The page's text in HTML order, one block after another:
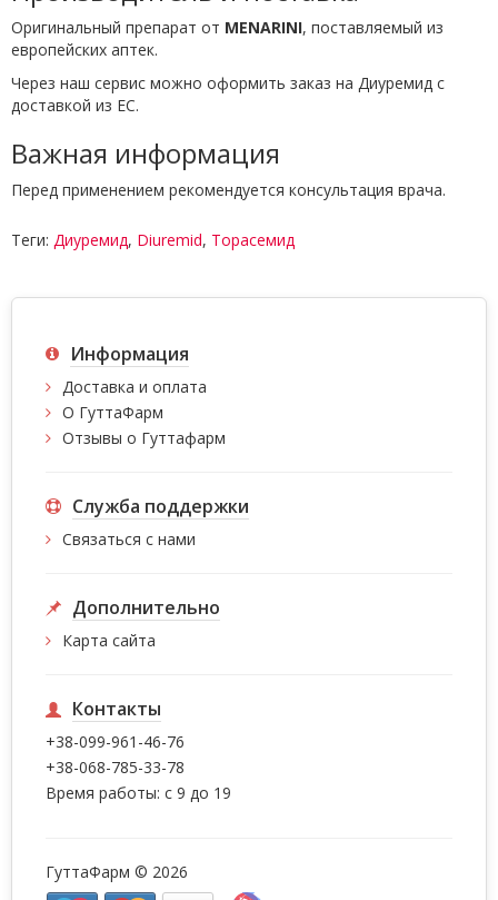
Оригинальный препарат от MENARINI, поставляемый из
европейских аптек.
Через наш сервис можно оформить заказ на Диуремид с
доставкой из ЕС.
Важная информация
Перед применением рекомендуется консультация врача.
Теги: Диуремид, Diuremid, Торасемид
Информация
Доставка и оплата
О ГуттаФарм
Отзывы о Гуттафарм
Служба поддержки
Связаться с нами
Дополнительно
Карта сайта
Контакты
+38-099-961-46-76
+38-068-785-33-78
Время работы: с 9 до 19
ГуттаФарм © 2026